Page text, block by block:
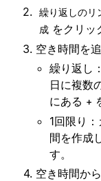
繰り返しのリ
成 をクリッ
空き時間を
繰り返し
日に複数
にある +
1回限り
間を作成
す。
空き時間か